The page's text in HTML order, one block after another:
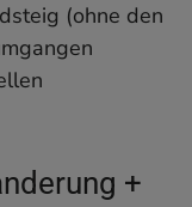
(ohne den
+